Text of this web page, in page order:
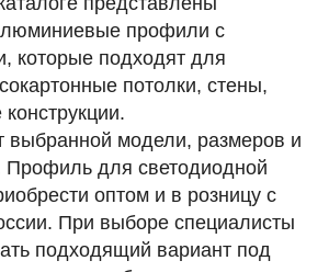
профили с
которые подходят для
потолки, стены,
выбранной модели, размеров и
Профиль для светодиодной
оптом и в розницу с
При выборе специалисты
подходящий вариант под